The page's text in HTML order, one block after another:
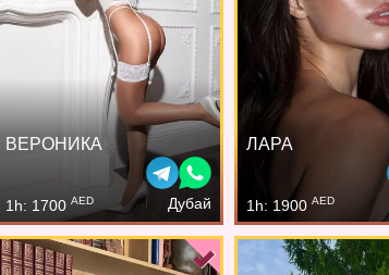
ВЕРОНИКА
1h: 1700AED Дубай
ЛАРА
1h: 1900 AED